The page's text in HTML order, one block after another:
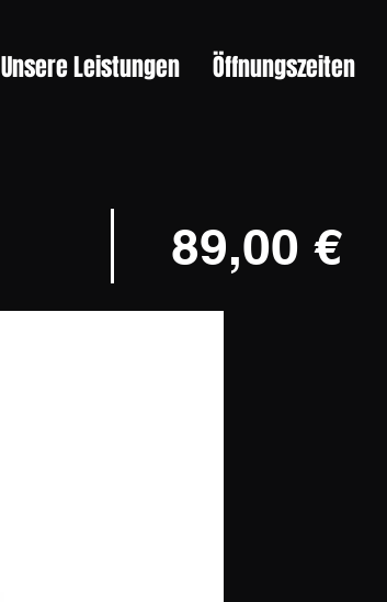
Unsere Leistungen Öffnungszeiten
89,00 €